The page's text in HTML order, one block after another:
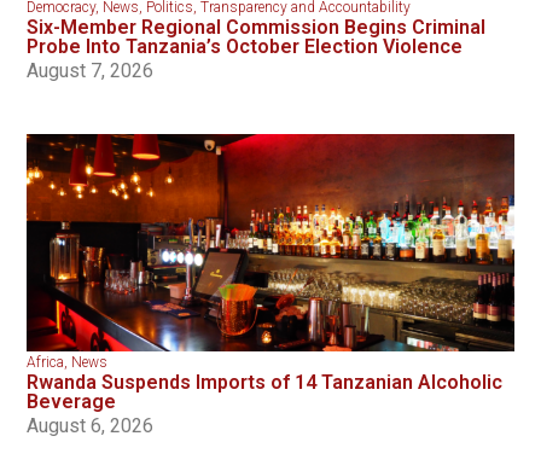
Democracy, News, Politics,Transparency and Accountability
Six-Member Regional Commission Begins Criminal
Probe Into Tanzania’s October Election Violence
August 7, 2026
Africa, News
Rwanda Suspends Imports of 14 Tanzanian Alcoholic
Beverage
August 6, 2026